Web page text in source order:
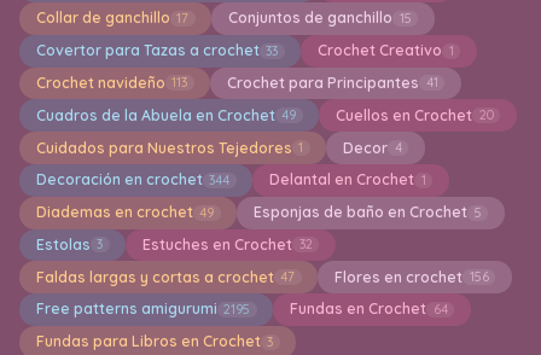
Collar de ganchillo 17 Conjuntos de ganchillo 15
Covertor para Tazas a crochet 33 Crochet Creativo 1
Crochet navideño 113 Crochet para Principantes 41
Cuadros de la Abuela en Crochet 49 Cuellos en Crochet 20
Cuidados para Nuestros Tejedores 1 Decor 4
Decoración en crochet 344 Delantal en Crochet 1
Diademas en crochet 49 Esponjas de baño en Crochet 5
Estolas 3 Estuches en Crochet 32
Faldas largas y cortas a crochet 47 Flores en crochet 156
Free patterns amigurumi 2195 Fundas en Crochet 64
Fundas para Libros en Crochet 3